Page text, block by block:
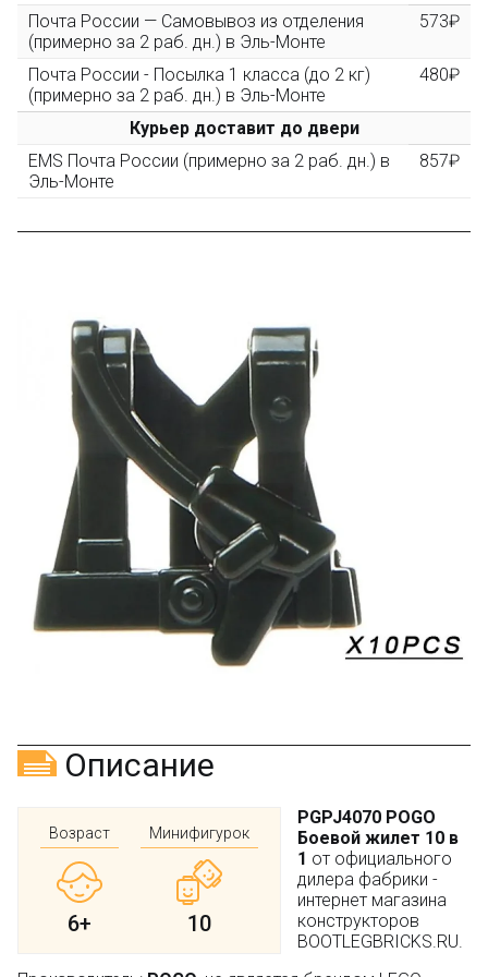
повторные заказы - 10%
Скидка за обзор
(фото сборки) до 10%
Пришлите фото поэтапной сборки купленного
конструктора и получите дополнительную скидку
10% при покупке следующего набора (не дороже 10
Оставьте отзыв (не менее 50 символов) о товаре на
нашем сайте и получите купон на скидку 50₽ за
текстовый отзыв или 100₽ за отзыв с фото.
Скидка за отзыв
на Яндекс.Маркете 150₽
Оставьте отзыв (не менее 50 символов) о товаре
через систему
Яндекс.Маркетс обязательным
указанием номера и даты заказа в нашем магазине
и получите купон на скидку 150₽
...уже сейчас
Подробные условия всех акций и бонусов...
Почта России — Самовывоз из отделения
(примерно за 2 раб. дн.) в Эль-Монте
573₽
Почта России - Посылка 1 класса (до 2 кг)
(примерно за 2 раб. дн.) в Эль-Монте
480₽
Курьер доставит до двери
EMS Почта России (примерно за 2 раб. дн.) в
Эль-Монте
857₽
Описание
Возраст
6+
Минифигурок
10
PGPJ4070 POGO
Боевой жилет 10 в
1 от официального
дилера фабрики -
интернет магазина
конструкторов
BOOTLEGBRICKS.RU.